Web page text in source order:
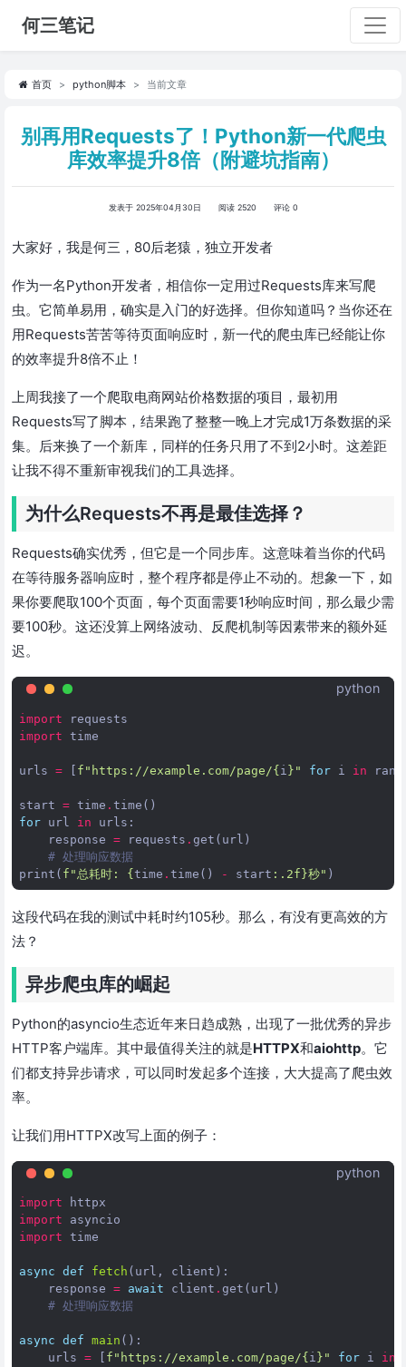
何三笔记
首页 python脚本 当前文章
别再用Requests了！Python新一代爬虫
库效率提升8倍（附避坑指南）
发表于 2025年04月30日 阅读 2520 评论 0
大家好，我是何三，80后老猿，独立开发者
作为一名Python开发者，相信你一定用过Requests库来写爬
虫。它简单易用，确实是入门的好选择。但你知道吗？当你还在
用Requests苦苦等待页面响应时，新一代的爬虫库已经能让你
的效率提升8倍不止！
上周我接了一个爬取电商网站价格数据的项目，最初用
Requests写了脚本，结果跑了整整一晚上才完成1万条数据的采
集。后来换了一个新库，同样的任务只用了不到2小时。这差距
让我不得不重新审视我们的工具选择。
为什么Requests不再是最佳选择？
Requests确实优秀，但它是一个同步库。这意味着当你的代码
在等待服务器响应时，整个程序都是停止不动的。想象一下，如
果你要爬取100个页面，每个页面需要1秒响应时间，那么最少需
要100秒。这还没算上网络波动、反爬机制等因素带来的额外延
迟。
python
import
requests
import time
urls = [ f "https://example.com/page/{i } " for i in
start = time . time ()
for url in urls :
response = requests . get ( url )
# 处理响应数据
print ( f "总耗时: {time . time () - start : .2f}秒" )
这段代码在我的测试中耗时约105秒。那么，有没有更高效的方
法？
异步爬虫库的崛起
Python的asyncio生态近年来日趋成熟，出现了一批优秀的异步
HTTP客户端库。其中最值得关注的就是HTTPX和aiohttp。它
们都支持异步请求，可以同时发起多个连接，大大提高了爬虫效
率。
让我们用HTTPX改写上面的例子：
python
import
httpx
import
asyncio
import time
async def fetch ( url , client ):
response = await client . get ( url )
# 处理响应数据
async def main ():
urls = f "https://example.com/page/{ i } " for i in